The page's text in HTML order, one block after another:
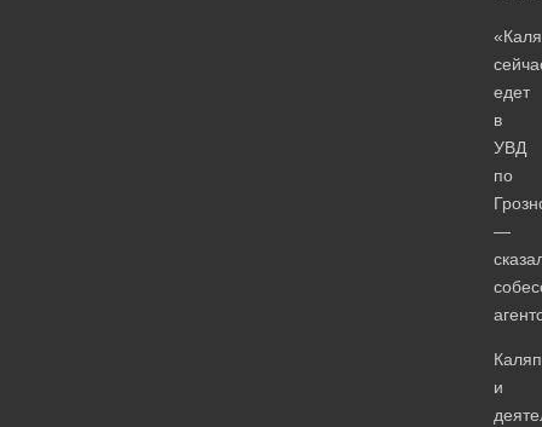
едет
в
УВД
по
—
и